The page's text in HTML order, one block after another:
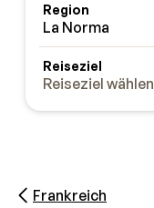
Region
La Norma
Reiseziel
Reiseziel wählen
Frankreich